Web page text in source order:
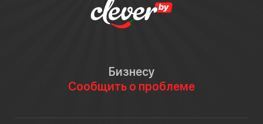
Бизнесу
Сообщить о проблеме